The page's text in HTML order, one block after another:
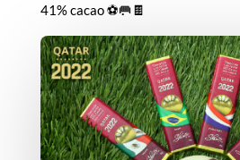
41% cacao ⚽🥅🍫